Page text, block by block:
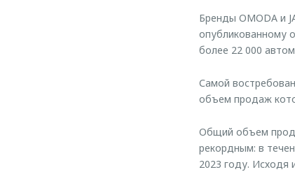
Бренды OMODA и
опубликованному
более 22 000
Самой
объем продаж
Общий объем
рекордным: в
2023 году. Исходя